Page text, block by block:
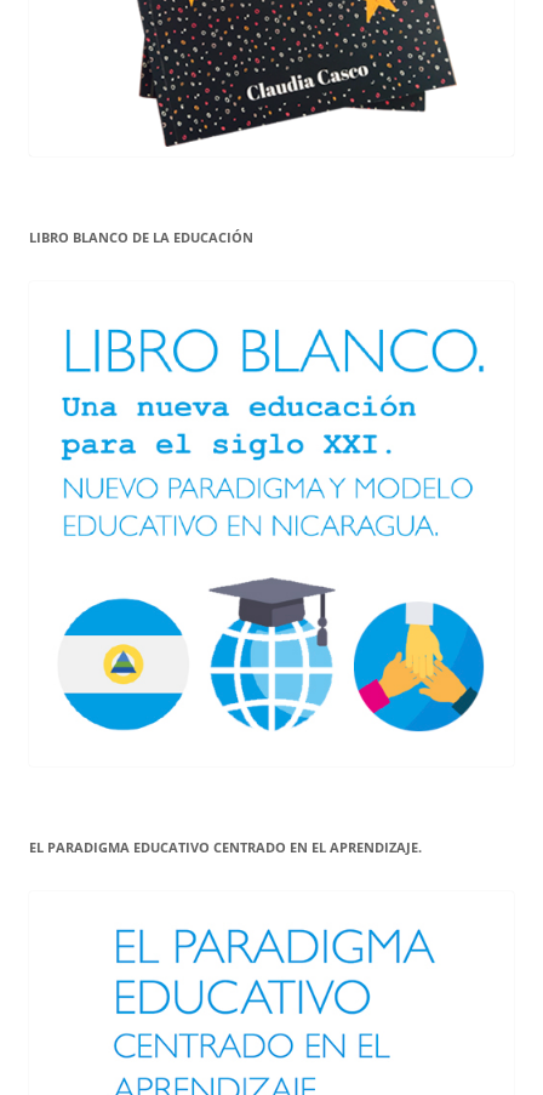
LIBRO BLANCO DE LA EDUCACIÓN
EL PARADIGMA EDUCATIVO CENTRADO EN EL APRENDIZAJE.